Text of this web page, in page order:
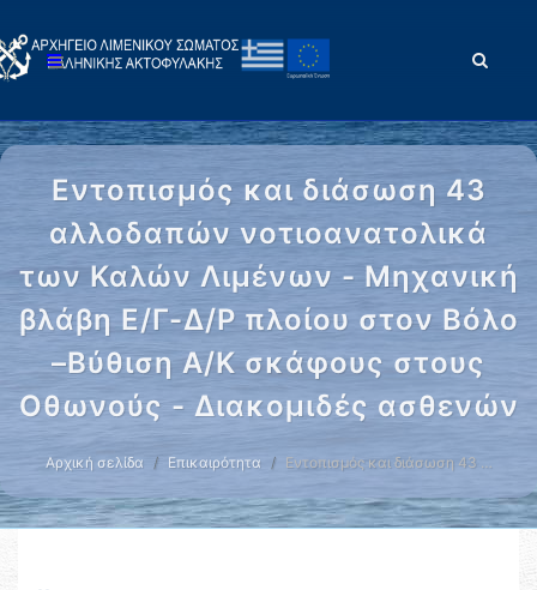
Εντοπισμός και διάσωση 43
αλλοδαπών νοτιοανατολικά
των Καλών Λιμένων - Μηχανική
βλάβη Ε/Γ-Δ/Ρ πλοίου στον Βόλο
–Βύθιση Α/Κ σκάφους στους
Οθωνούς - Διακομιδές ασθενών
Αρχική σελίδα Επικαιρότητα Εντοπισμός και διάσωση 43 …